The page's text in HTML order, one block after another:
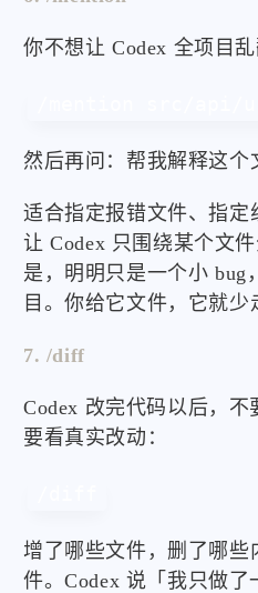
你不想让 Codex 全项目乱
然后再问：帮我解释这个
适合指定报错文件、指定
让 Codex 只围绕某个文
是，明明只是一个小 bug
目。你给它文件，它就少
7. /diff
Codex 改完代码以后，
要看真实改动：
增了哪些文件，删了哪
件。Codex 说「我只做